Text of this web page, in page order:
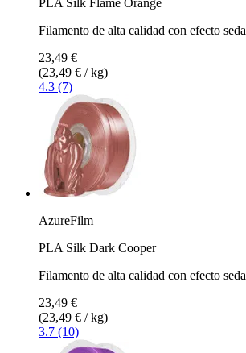
Filamento de alta calidad con efecto seda
23,49 €
(23,49 € / kg)
4.3 (7)
AzureFilm
PLA Silk Dark Cooper
Filamento de alta calidad con efecto seda
23,49 €
(23,49 € / kg)
3.7 (10)